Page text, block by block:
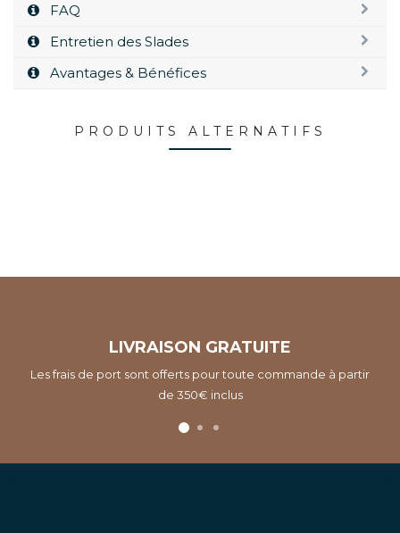
FAQ
Entretien des Slades
Avantages & Bénéfices
PRODUITS ALTERNATIFS
LIVRAISON GRATUITE
Les frais de port sont offerts pour toute commande à partir
de 350€ inclus